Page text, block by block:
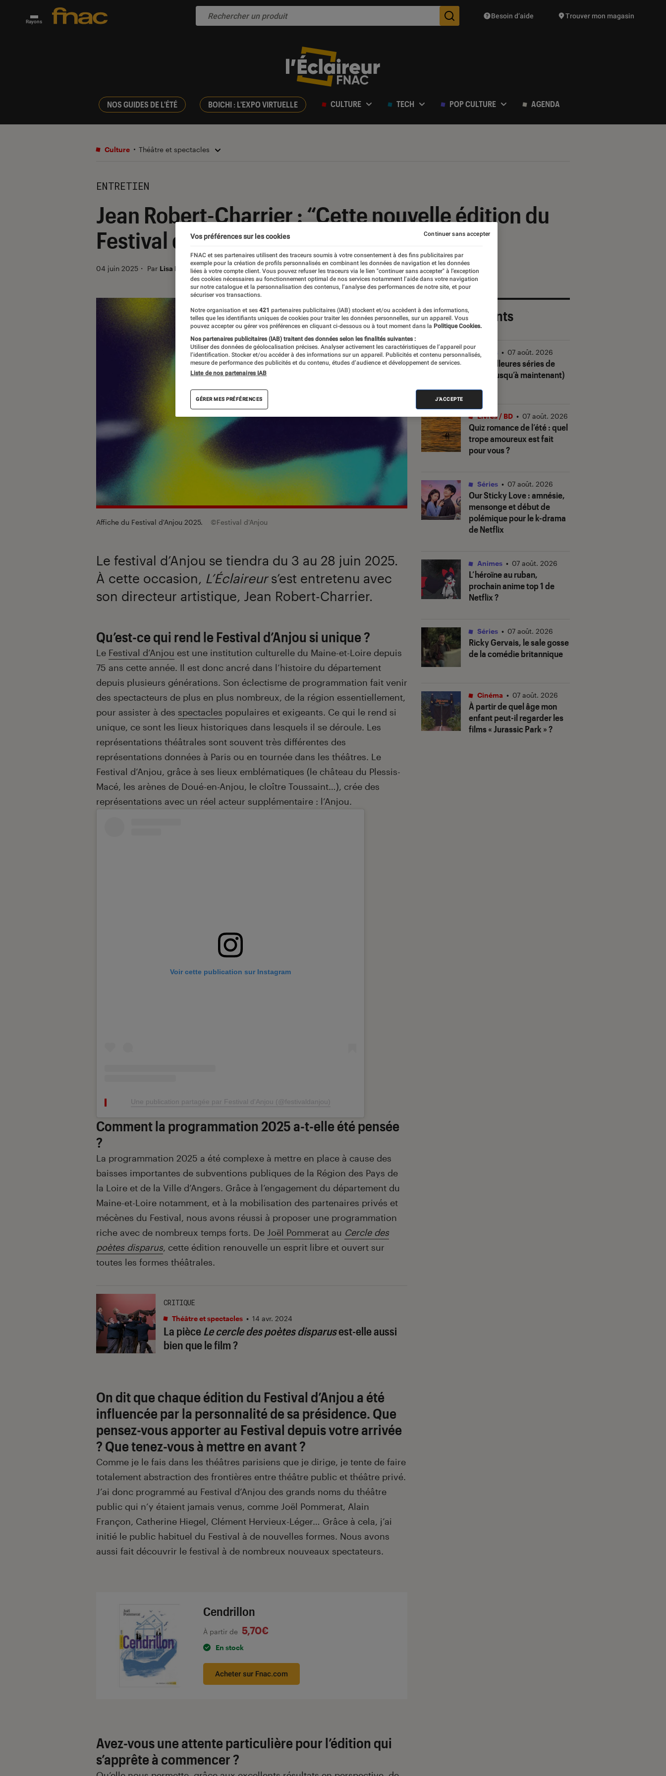
Rayons Des suggestions de produits vont vous être proposées
Besoin d’aide Trouver mon magasin
NOS GUIDES DE L'ÉTÉ BOICHI : L'EXPO VIRTUELLE CULTURE TECH POP CULTURE AGENDA
Culture Théâtre et spectacles
ENTRETIEN
Jean Robert-Charrier : “Cette nouvelle édition du
Festival d’Anjou renouvelle un esprit libre”
04 juin 2025 ・ Par Lisa Muratore
Affiche du Festival d'Anjou 2025. ©Festival d'Anjou
Le festival d’Anjou se tiendra du 3 au 28 juin 2025.
À cette occasion, L’Éclaireurs’est entretenu avec
son directeur artistique, Jean Robert-Charrier.
Qu’est-ce qui rend le Festival d’Anjou si unique ?
Le Festival d’Anjou est une institution culturelle du Maine-et-Loire depuis
75 ans cette année. Il est donc ancré dans l’histoire du département
depuis plusieurs générations. Son éclectisme de programmation fait venir
des spectacteurs de plus en plus nombreux, de la région essentiellement,
pour assister à des spectacles populaires et exigeants. Ce qui le rend si
unique, ce sont les lieux historiques dans lesquels il se déroule. Les
représentations théâtrales sont souvent très différentes des
représentations données à Paris ou en tournée dans les théâtres. Le
Festival d’Anjou, grâce à ses lieux emblématiques (le château du Plessis-
Macé, les arènes de Doué-en-Anjou, le cloître Toussaint…), crée des
représentations avec un réel acteur supplémentaire : l’Anjou.
Voir cette publication sur Instagram
Une publication partagée par Festival d'Anjou (@festivaldanjou)
Comment la programmation 2025 a-t-elle été pensée
?
La programmation 2025 a été complexe à mettre en place à cause des
baisses importantes de subventions publiques de la Région des Pays de
la Loire et de la Ville d’Angers. Grâce à l’engagement du département du
Maine-et-Loire notamment, et à la mobilisation des partenaires privés et
mécènes du Festival, nous avons réussi à proposer une programmation
riche avec de nombreux temps forts. De Joël Pommerat au Cercle des
poètes disparus, cette édition renouvelle un esprit libre et ouvert sur
toutes les formes théâtrales.
La pièce Le cercle des poètes disparusest-elle aussi
bien que le film ?
CRITIQUE
Théâtre et spectacles • 14 avr. 2024
On dit que chaque édition du Festival d’Anjou a été
influencée par la personnalité de sa présidence. Que
pensez-vous apporter au Festival depuis votre arrivée
? Que tenez-vous à mettre en avant ?
Comme je le fais dans les théâtres parisiens que je dirige, je tente de faire
totalement abstraction des frontières entre théâtre public et théâtre privé.
J’ai donc programmé au Festival d’Anjou des grands noms du théâtre
public qui n’y étaient jamais venus, comme Joël Pommerat, Alain
Françon, Catherine Hiegel, Clément Hervieux-Léger… Grâce à cela, j’ai
initié le public habituel du Festival à de nouvelles formes. Nous avons
aussi fait découvrir le festival à de nombreux nouveaux spectateurs.
Cendrillon
À partir de 5,70€
En stock
Acheter sur Fnac.com
Avez-vous une attente particulière pour l’édition qui
s’apprête à commencer ?
Les plus récents
Les meilleures séries de
2026 (jusqu’à maintenant)
Séries • 07 août. 2026
Quiz romance de l’été : quel
trope amoureux est fait
pour vous ?
Livres / BD • 07 août. 2026
Our Sticky Love: amnésie,
mensonge et début de
polémique pour le k-drama
de Netflix
Séries • 07 août. 2026
L’héroïne au ruban,
prochain anime top 1 de
Netflix ?
Animes • 07 août. 2026
Ricky Gervais, le sale gosse
de la comédie britannique
Séries • 07 août. 2026
À partir de quel âge mon
enfant peut-il regarder les
films « Jurassic Park » ?
Cinéma • 07 août. 2026
Vos préférences sur les cookies
FNAC et ses partenaires utilisent des traceurs soumis à votre consentement à des fins publicitaires par
exemple pour la création de profils personnalisés en combinant les données de navigation et les données
liées à votre compte client. Vous pouvez refuser les traceurs via le lien "continuer sans accepter" à l’exception
des cookies nécessaires au fonctionnement optimal de nos services notamment l’aide dans votre navigation
sur notre catalogue et la personnalisation des contenus, l’analyse des performances de notre site, et pour
sécuriser vos transactions.
Notre organisation et ses 421 partenaires publicitaires (IAB) stockent et/ou accèdent à des informations,
telles que les identifiants uniques de cookies pour traiter les données personnelles, sur un appareil. Vous
pouvez accepter ou gérer vos préférences en cliquant ci-dessous ou à tout moment dans la Politique Cookies.
Nos partenaires publicitaires (IAB) traitent des données selon les finalités suivantes :
Utiliser des données de géolocalisation précises. Analyser activement les caractéristiques de l’appareil pour
l’identification. Stocker et/ou accéder à des informations sur un appareil. Publicités et contenu personnalisés,
mesure de performance des publicités et du contenu, études d’audience et développement de services.
Liste de nos partenaires IAB
GÉRER MES PRÉFÉRENCES J'ACCEPTE
Continuer sans accepter